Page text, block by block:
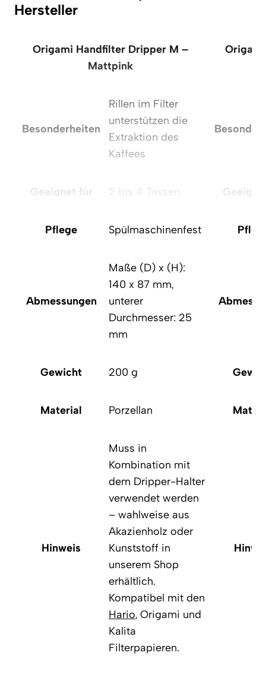
Hersteller
Origami Handfilter Dripper M –
Mattpink
Besonderheiten
Rillen im Filter
unterstützen die
Extraktion des
Kaffees
Geeignet für 2 bis 4 Tassen
Pflege Spülmaschinenfest
Abmessungen
Maße (D) x (H):
140 x 87 mm,
unterer
Durchmesser: 25
mm
Gewicht 200 g
Material Porzellan
Hinweis
Muss in
Kombination mit
dem Dripper-Halter
verwendet werden
– wahlweise aus
Akazienholz oder
Kunststoff in
unserem Shop
erhältlich.
Kompatibel mit den
Hario, Origami und
Kalita
Filterpapieren.